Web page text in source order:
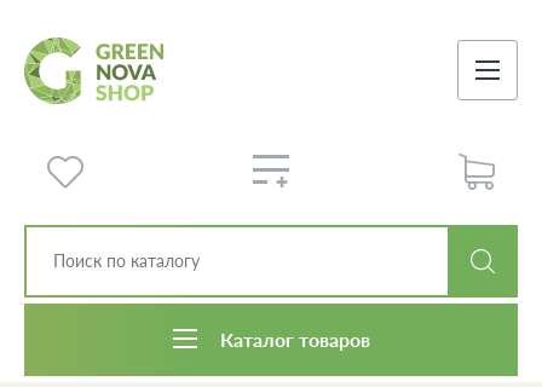
Каталог товаров